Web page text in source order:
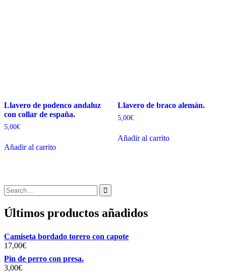
Llavero de podenco andaluz
con collar de españa.
5,00€
Añadir al carrito
Llavero de braco alemán.
5,00€
Añadir al carrito
Search
for:
Últimos productos añadidos
Camiseta bordado torero con capote
17,00€
Pin de perro con presa.
3,00€